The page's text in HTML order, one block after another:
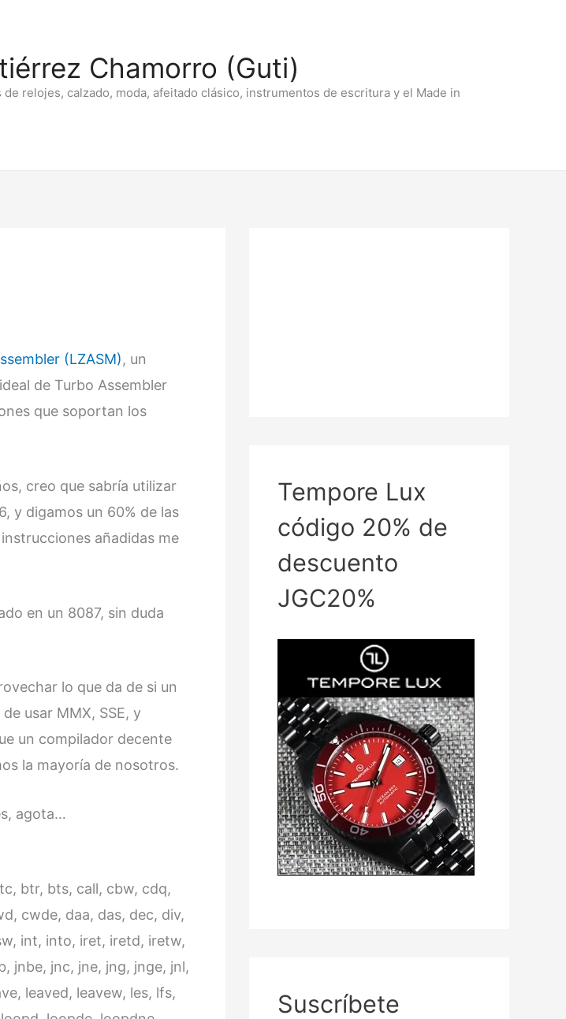
Chamorro (Guti)
relojes, calzado, moda, afeitado clásico, instrumentos de escritura y el Made in
(LZASM), un
de Turbo Assembler
que soportan los
creo que sabría utilizar
y digamos un 60% de las
añadidas me
en un 8087, sin duda
lo que da de si un
usar MMX, SSE, y
un compilador decente
la mayoría de nosotros.
agota…
btr, bts, call, cbw, cdq,
cwde, daa, das, dec, div,
int, into, iret, iretd, iretw,
jnbe, jnc, jne, jng, jnge, jnl,
leaved, leavew, les, lfs,
Tempore Lux
código 20% de
descuento
JGC20%
Suscríbete